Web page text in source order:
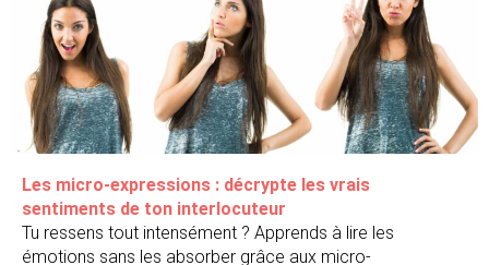
Les micro-expressions : décrypte les vrais
sentiments de ton interlocuteur
Tu ressens tout intensément ? Apprends à lire les
émotions sans les absorber grâce aux micro-